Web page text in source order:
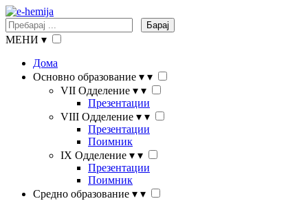
Барај
МЕНИ ▾
Дома
Основно образование ▾ ▾
VII Одделение ▾ ▾
Презентации
VIII Одделение ▾ ▾
Презентации
Поимник
IX Одделение ▾ ▾
Презентации
Поимник
Средно образование ▾ ▾